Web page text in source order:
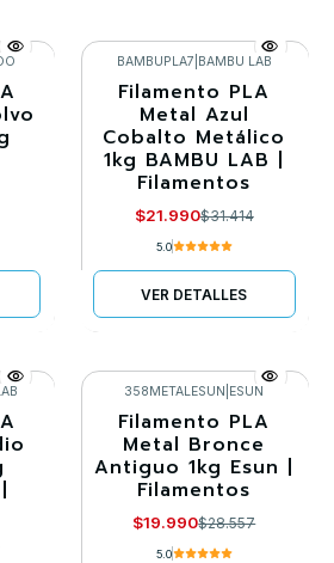
-30%
Llega el 20/09/2026
BAMBUPLA7 BAMBU LAB
Filamento PLA
Metal Azul
Cobalto Metálico
1kg BAMBU LAB |
Filamentos
$21.990$31.414
5.0
VER DETALLES
-30%
Llega el 30/08/2026
358METALESUN ESUN
Filamento PLA
Metal Bronce
Antiguo 1kg Esun |
Filamentos
$19.990$28.557
5.0